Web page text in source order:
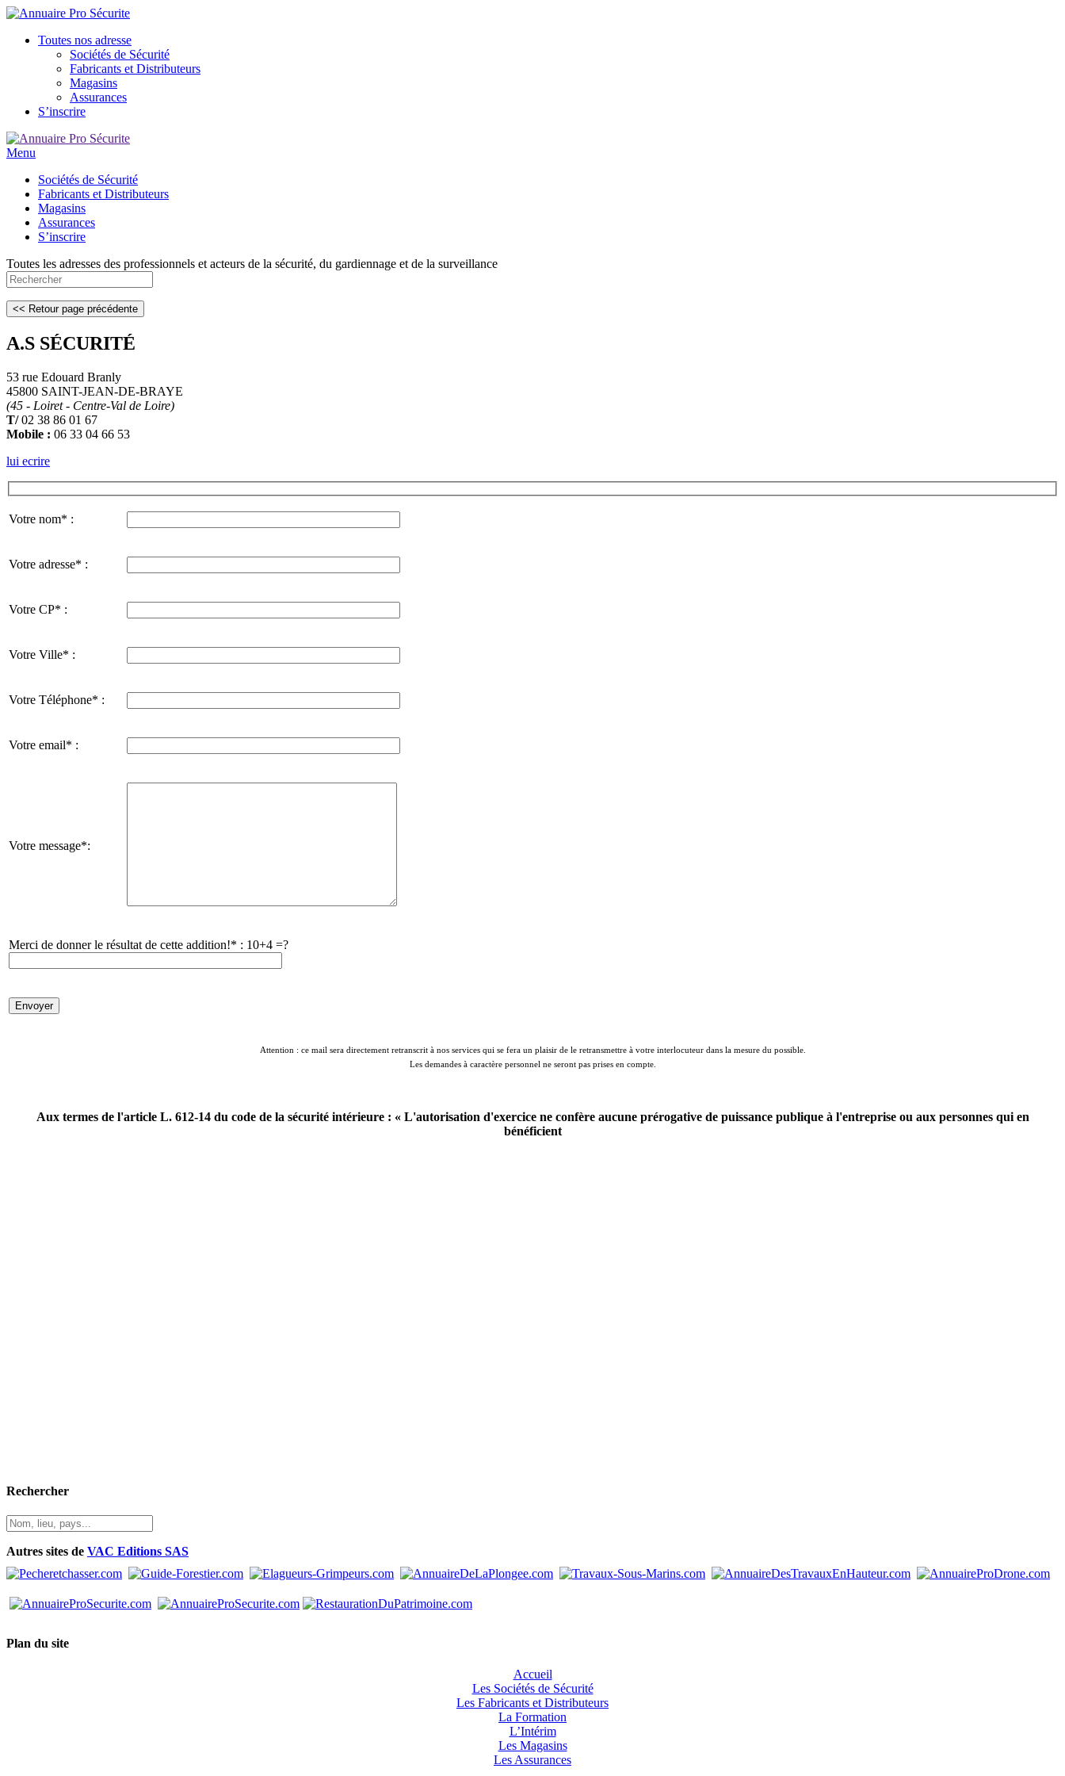
Toutes nos adresse
Sociétés de Sécurité
Fabricants et Distributeurs
Magasins
Assurances
S’inscrire
Menu
Sociétés de Sécurité
Fabricants et Distributeurs
Magasins
Assurances
S’inscrire
Toutes les adresses des professionnels et acteurs de la sécurité, du gardiennage et de la surveillance
A.S SÉCURITÉ
53 rue Edouard Branly
45800 SAINT-JEAN-DE-BRAYE
(45 - Loiret - Centre-Val de Loire)
T/02 38 86 01 67
Mobile : 06 33 04 66 53
lui ecrire
Votre nom* :
Votre adresse* :
Votre CP* :
Votre Ville* :
Votre Téléphone* :
Votre email* :
Votre message*:
Merci de donner le résultat de cette addition!* : 10+4 =?
Attention : ce mail sera directement retranscrit à nos services qui se fera un plaisir de le retransmettre à votre interlocuteur dans la mesure du possible.
Les demandes à caractère personnel ne seront pas prises en compte.
Aux termes de l'article L. 612-14 du code de la sécurité intérieure : « L'autorisation d'exercice ne confère aucune prérogative de puissance publique à l'entreprise ou aux personnes qui en
bénéficient
Rechercher
Autres sites de VAC Editions SAS
Plan du site
Accueil
Les Sociétés de Sécurité
Les Fabricants et Distributeurs
La Formation
L’Intérim
Les Magasins
Les Assurances